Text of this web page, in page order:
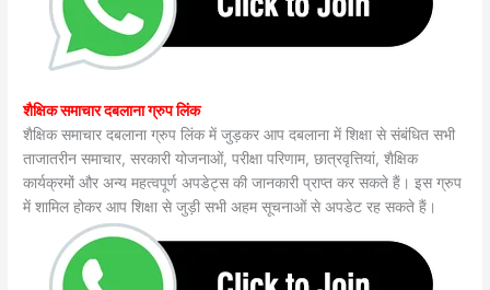
शैक्षिक समाचार दबलाना ग्रुप लिंक
शैक्षिक समाचार दबलाना ग्रुप लिंक में जुड़कर आप दबलाना में शिक्षा से संबंधित सभी
ताजातरीन समाचार, सरकारी योजनाओं, परीक्षा परिणाम, छात्रवृत्तियां, शैक्षिक
कार्यक्रमों और अन्य महत्वपूर्ण अपडेट्स की जानकारी प्राप्त कर सकते हैं। इस ग्रुप
में शामिल होकर आप शिक्षा से जुड़ी सभी अहम सूचनाओं से अपडेट रह सकते हैं।